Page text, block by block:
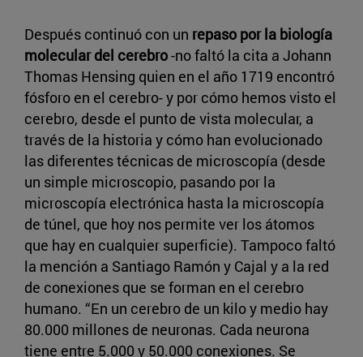
Después continuó con un repaso por la biología
molecular del cerebro-no faltó la cita a Johann
Thomas Hensing quien en el año 1719 encontró
fósforo en el cerebro- y por cómo hemos visto el
cerebro, desde el punto de vista molecular, a
través de la historia y cómo han evolucionado
las diferentes técnicas de microscopía (desde
un simple microscopio, pasando por la
microscopía electrónica hasta la microscopía
de túnel, que hoy nos permite ver los átomos
que hay en cualquier superficie). Tampoco faltó
la mención a Santiago Ramón y Cajal y a la red
de conexiones que se forman en el cerebro
humano. “En un cerebro de un kilo y medio hay
80.000 millones de neuronas. Cada neurona
tiene entre 5.000 y 50.000 conexiones. Se